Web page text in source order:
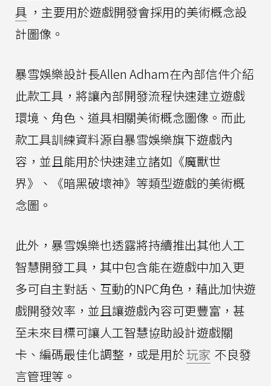
具 ，主要用於遊戲開發會採用的美術概念設
計圖像。
暴雪娛樂設計長Allen Adham在內部信件介紹
此款工具，將讓內部開發流程快速建立遊戲
環境、角色、道具相關美術概念圖像。而此
款工具訓練資料源自暴雪娛樂旗下遊戲內
容，並且能用於快速建立諸如《魔獸世
界》、《暗黑破壞神》等類型遊戲的美術概
念圖。
此外，暴雪娛樂也透露將持續推出其他人工
智慧開發工具，其中包含能在遊戲中加入更
多可自主對話、互動的NPC角色，藉此加快遊
戲開發效率，並且讓遊戲內容可更豐富，甚
至未來目標可讓人工智慧協助設計遊戲關
卡、編碼最佳化調整，或是用於玩家 不良發
言管理等。